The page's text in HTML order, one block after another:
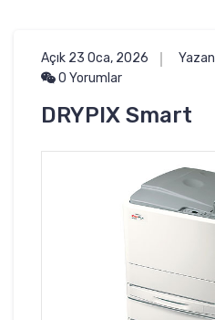
Açık 23 Oca, 2026
Yazan
0 Yorumlar
DRYPIX Smart